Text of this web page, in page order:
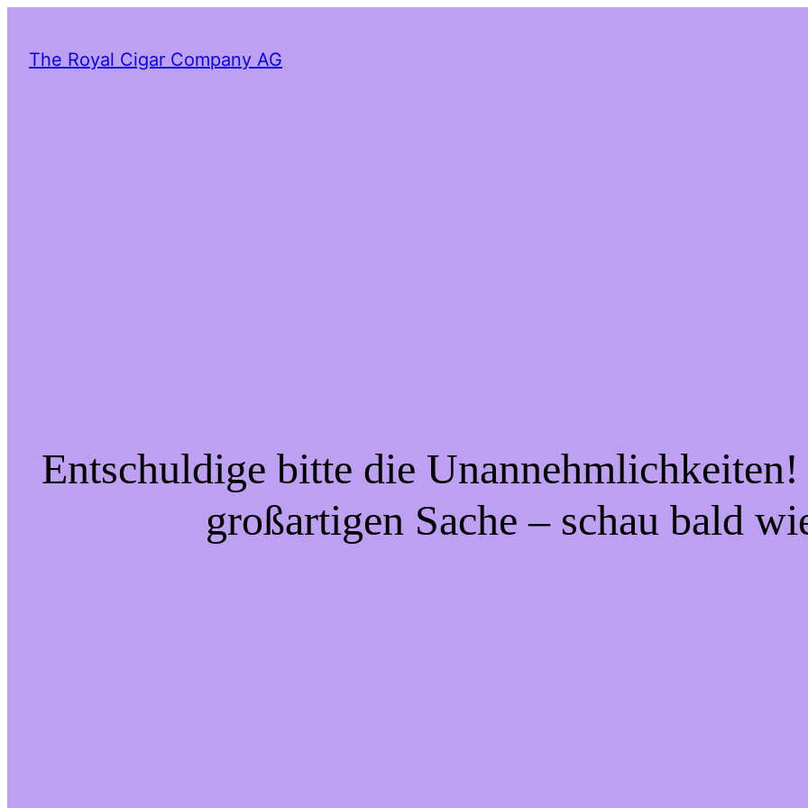
The Royal Cigar Company AG
Entschuldige bitte die
großartigen Sache – schau bald